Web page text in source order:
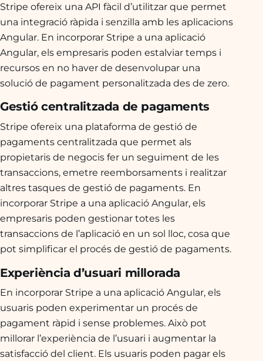
Stripe ofereix una API fàcil d’utilitzar que permet
una integració ràpida i senzilla amb les aplicacions
Angular. En incorporar Stripe a una aplicació
Angular, els empresaris poden estalviar temps i
recursos en no haver de desenvolupar una
solució de pagament personalitzada des de zero.
Gestió centralitzada de pagaments
Stripe ofereix una plataforma de gestió de
pagaments centralitzada que permet als
propietaris de negocis fer un seguiment de les
transaccions, emetre reemborsaments i realitzar
altres tasques de gestió de pagaments. En
incorporar Stripe a una aplicació Angular, els
empresaris poden gestionar totes les
transaccions de l’aplicació en un sol lloc, cosa que
pot simplificar el procés de gestió de pagaments.
Experiència d’usuari millorada
En incorporar Stripe a una aplicació Angular, els
usuaris poden experimentar un procés de
pagament ràpid i sense problemes. Això pot
millorar l’experiència de l’usuari i augmentar la
satisfacció del client. Els usuaris poden pagar els